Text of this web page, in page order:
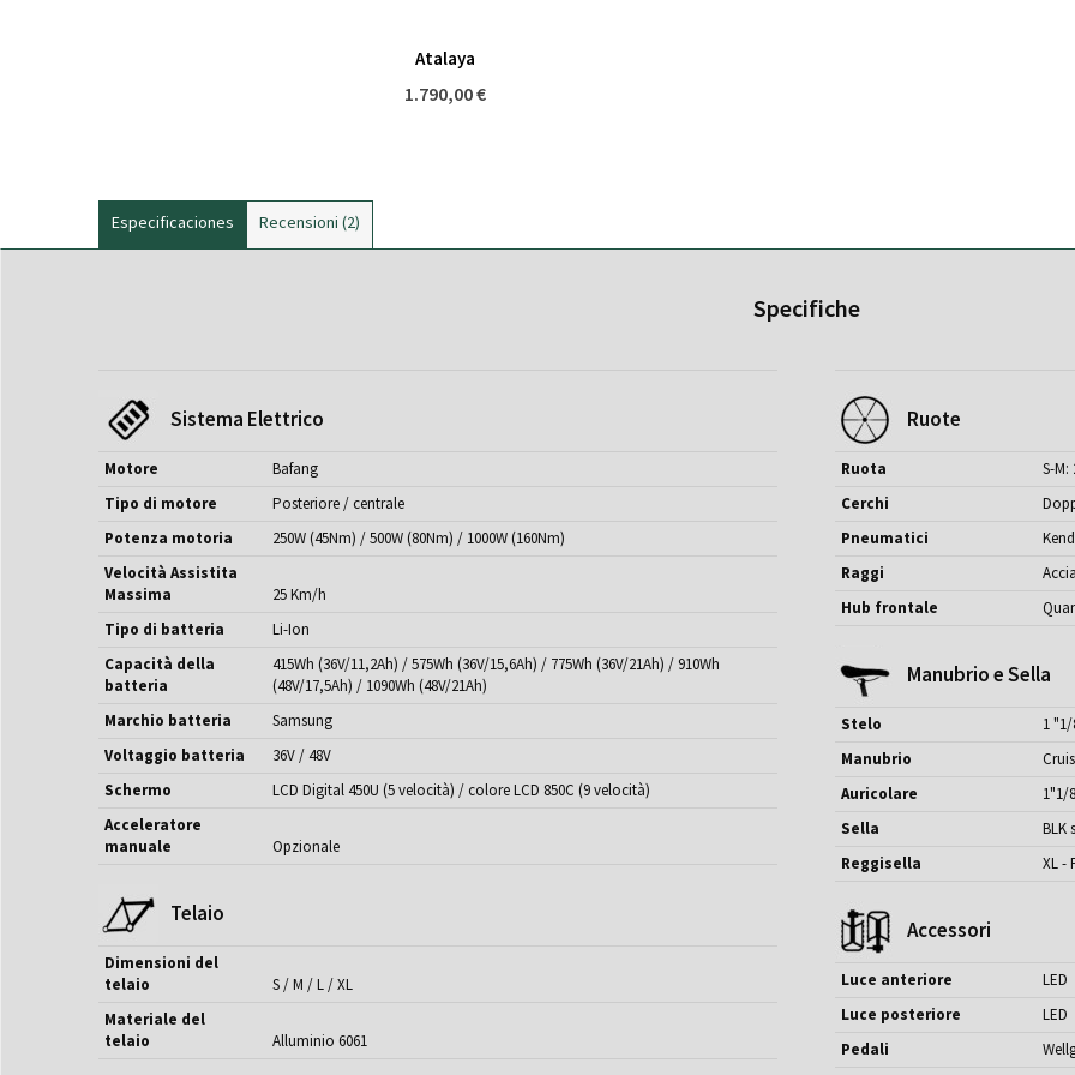
Atalaya
1.790,00 €
Especificaciones
Specifiche
Sistema Elettrico
Motore
Bafang
Tipo di motore
Posteriore / centrale
Potenza motoria
250W (45Nm) / 500W (80Nm) / 1000W (160Nm)
Velocità Assistita
Massima
25 Km/h
Tipo di batteria
Li-Ion
Capacità della
batteria
415Wh (36V/11,2Ah) / 575Wh (36V/15,6Ah) / 775Wh (36V/21Ah) / 910Wh
(48V/17,5Ah) / 1090Wh (48V/21Ah)
Marchio batteria
Samsung
Voltaggio batteria
36V / 48V
Schermo
LCD Digital 450U (5 velocità) / colore LCD 850C (9 velocità)
Acceleratore
manuale
Opzionale
Telaio
Dimensioni del
telaio
S / M / L / XL
Materiale del
telaio
Alluminio 6061
Ruote
Ruota
S-M:
Cerchi
Pneumatici
Raggi
Hub frontale
Manubrio e Sella
Stelo
1
Manubrio
Auricolare
1"1/8
Sella
BLK
Reggisella
XL -
Accessori
Luce anteriore
LED
Luce posteriore
LED
Pedali
Recensioni 2